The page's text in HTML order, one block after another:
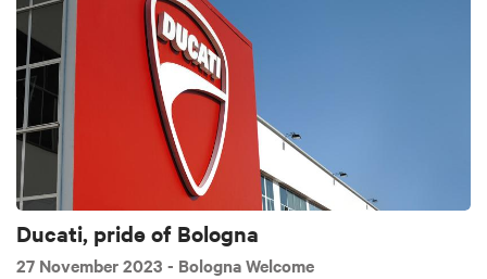
Ducati, pride of Bologna
27 November 2023 - Bologna Welcome